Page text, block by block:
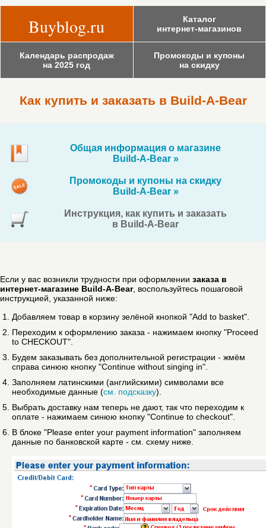
Buyblog.ru
Каталог
интернет-магазинов
Календарь распродаж
на 2025 год
Промокоды и купоны
на скидку
Как купить и заказать в Build-A-Bear
Общая информация о магазине
Build-A-Bear »
Промокоды и купоны на скидку
Build-A-Bear »
Инструкция, как купить и заказать
в Build-A-Bear
Если у вас возникли трудности при оформлении заказа в
интернет-магазине Build-A-Bear, воспользуйтесь пошаговой
инструкцией, указанной ниже:
Добавляем товар в корзину зелёной кнопкой "Add to basket".
Переходим к оформлению заказа - нажимаем кнопку "Proceed
to CHECKOUT".
Будем заказывать без дополнительной регистрации - жмём
справа синюю кнопку "Continue without singing in".
Заполняем латинскими (английскими) символами все
необходимые данные (см. подсказку).
Выбрать доставку нам теперь не дают, так что переходим к
оплате - нажимаем синюю кнопку "Continue to checkout".
В блоке "Please enter your payment information" заполняем
данные по банковской карте - см. схему ниже.